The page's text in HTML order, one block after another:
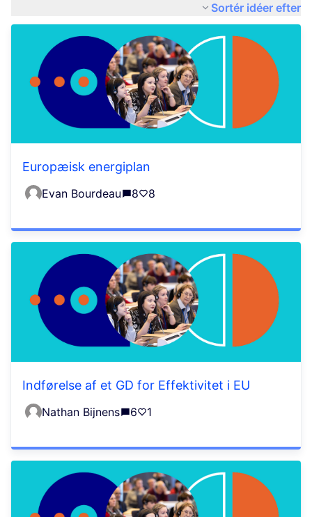
Sortér idéer efter
Europæisk energiplan
Evan Bourdeau 8 8
Indførelse af et GD for Effektivitet i EU
Nathan Bijnens 6 1